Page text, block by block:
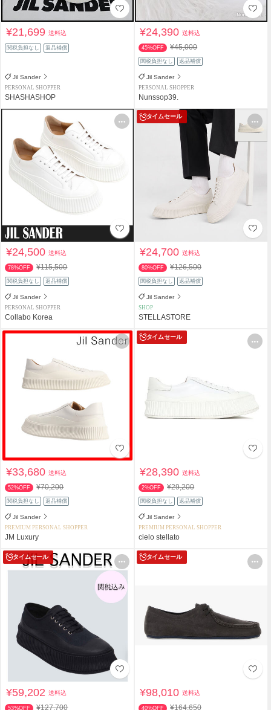
¥21,699送料込
関税負担なし 返品補償
Jil Sander
PERSONAL SHOPPER
SHASHASHOP
¥24,390送料込
45%OFF ¥45,000
関税負担なし 返品補償
Jil Sander
PERSONAL SHOPPER
Nunssop39.
¥24,500送料込
78%OFF ¥115,500
関税負担なし 返品補償
Jil Sander
PERSONAL SHOPPER
Collabo Korea
タイムセール
¥24,700送料込
80%OFF ¥126,500
関税負担なし 返品補償
Jil Sander
SHOP
STELLASTORE
¥33,680送料込
52%OFF ¥70,200
関税負担なし 返品補償
Jil Sander
PREMIUM PERSONAL SHOPPER
JM Luxury
タイムセール
¥28,390送料込
2%OFF ¥29,200
関税負担なし 返品補償
Jil Sander
PREMIUM PERSONAL SHOPPER
cielo stellato
タイムセール
¥59,202送料込
53%OFF ¥127,700
タイムセール
¥98,010送料込
40%OFF ¥164,650